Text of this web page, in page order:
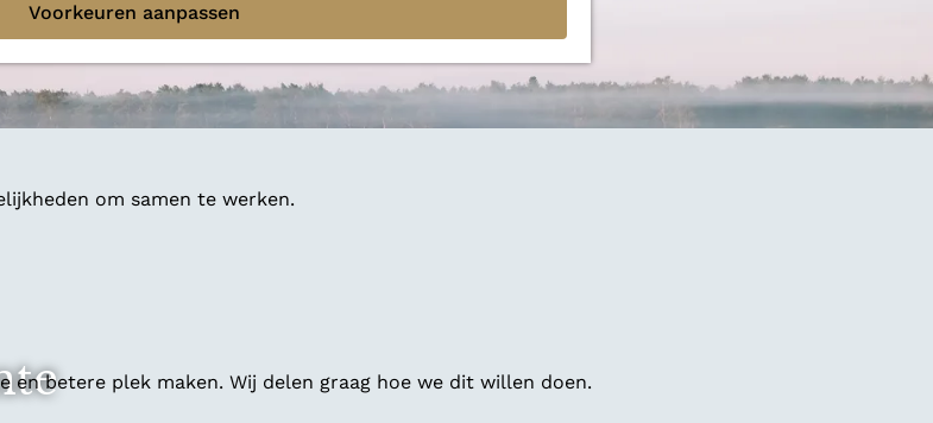
Voorkeuren aanpassen
om samen te werken.
en betere plek maken. Wij delen graag hoe we dit willen doen.